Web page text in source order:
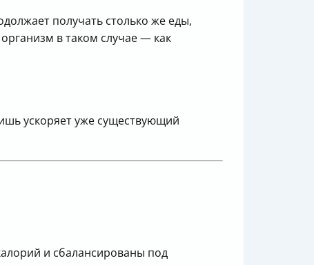
получать столько же еды,
в таком случае — как
ускоряет уже существующий
и сбалансированы под